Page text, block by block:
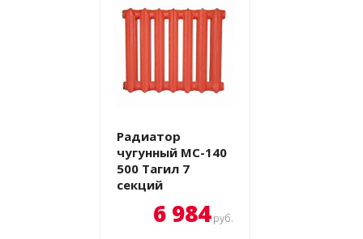
Радиатор
чугунный МС-140
500 Тагил 7
секций
6 984руб.